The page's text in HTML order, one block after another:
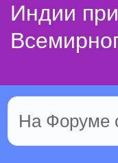
Индии
На Форуме